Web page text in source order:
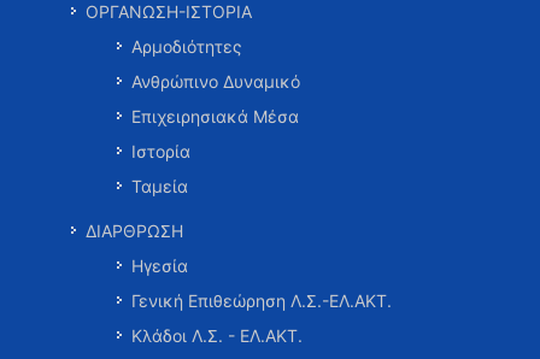
ΟΡΓΑΝΩΣΗ-ΙΣΤΟΡΙΑ
Αρμοδιότητες
Ανθρώπινο Δυναμικό
Επιχειρησιακά Μέσα
Ιστορία
Ταμεία
ΔΙΑΡΘΡΩΣΗ
Ηγεσία
Γενική Επιθεώρηση Λ.Σ.-ΕΛ.ΑΚΤ.
Κλάδοι Λ.Σ. - ΕΛ.ΑΚΤ.